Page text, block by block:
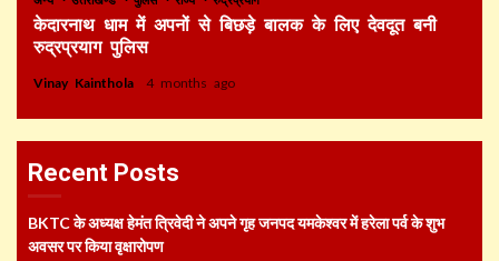
केदारनाथ धाम में अपनों से बिछड़े बालक के लिए देवदूत बनी
रुद्रप्रयाग पुलिस
Vinay Kainthola 4 months ago
Recent Posts
BKTC के अध्यक्ष हेमंत त्रिवेदी ने अपने गृह जनपद यमकेश्वर में हरेला पर्व के शुभ
अवसर पर किया वृक्षारोपण